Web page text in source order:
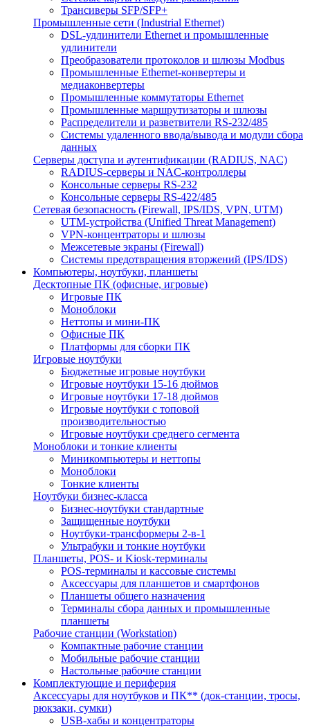
Трансиверы SFP/SFP+
Промышленные сети (Industrial Ethernet)
DSL-удлинители Ethernet и промышленные
удлинители
Преобразователи протоколов и шлюзы Modbus
Промышленные Ethernet-конвертеры и
медиаконвертеры
Промышленные коммутаторы Ethernet
Промышленные маршрутизаторы и шлюзы
Распределители и разветвители RS-232/485
Системы удаленного ввода/вывода и модули сбора
данных
Серверы доступа и аутентификации (RADIUS, NAC)
RADIUS-серверы и NAC-контроллеры
Консольные серверы RS-232
Консольные серверы RS-422/485
Сетевая безопасность (Firewall, IPS/IDS, VPN, UTM)
UTM-устройства (Unified Threat Management)
VPN-концентраторы и шлюзы
Межсетевые экраны (Firewall)
Системы предотвращения вторжений (IPS/IDS)
Компьютеры, ноутбуки, планшеты
Десктопные ПК (офисные, игровые)
Игровые ПК
Моноблоки
Неттопы и мини-ПК
Офисные ПК
Платформы для сборки ПК
Игровые ноутбуки
Бюджетные игровые ноутбуки
Игровые ноутбуки 15-16 дюймов
Игровые ноутбуки 17-18 дюймов
Игровые ноутбуки с топовой
производительностью
Игровые ноутбуки среднего сегмента
Моноблоки и тонкие клиенты
Миникомпьютеры и неттопы
Моноблоки
Тонкие клиенты
Ноутбуки бизнес-класса
Бизнес-ноутбуки стандартные
Защищенные ноутбуки
Ноутбуки-трансформеры 2-в-1
Ультрабуки и тонкие ноутбуки
Планшеты, POS- и Kiosk-терминалы
POS-терминалы и кассовые системы
Аксессуары для планшетов и смартфонов
Планшеты общего назначения
Терминалы сбора данных и промышленные
планшеты
Рабочие станции (Workstation)
Компактные рабочие станции
Мобильные рабочие станции
Настольные рабочие станции
Комплектующие и периферия
Аксессуары для ноутбуков и ПК** (док-станции, тросы,
рюкзаки, сумки)
USB-хабы и концентраторы